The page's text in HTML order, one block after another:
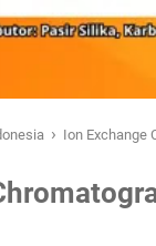
› Ion Exchange